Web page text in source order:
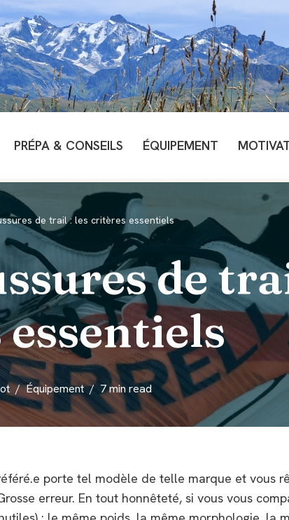
PRÉPA & CONSEILS ÉQUIPEMENT
de trail : les critères essentiels
de
Équipement 7 min read
porte tel modèle de telle marque et vous
erreur. En tout honnêteté, si vous vous